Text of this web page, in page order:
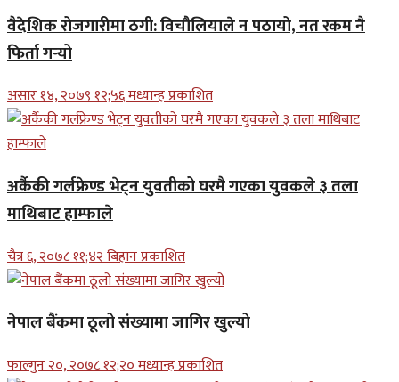
वैदेशिक रोजगारीमा ठगी: विचौलियाले न पठायो, नत रकम नै
फिर्ता गर्‍यो
असार १४, २०७९ १२;५६ मध्यान्ह प्रकाशित
अर्कैकी गर्लफ्रेण्ड भेट्न युवतीको घरमै गएका युवकले ३ तला
माथिबाट हाम्फाले
चैत्र ६, २०७८ ११;४२ बिहान प्रकाशित
नेपाल बैंकमा ठूलो संख्यामा जागिर खुल्यो
फाल्गुन २०, २०७८ १२;२० मध्यान्ह प्रकाशित